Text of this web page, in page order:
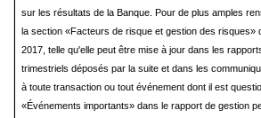
sur les résultats de la Banque. Pour de plus amples
la section «Facteurs de risque et gestion des risques»
2017, telle qu'elle peut être mise à jour dans les
trimestriels déposés par la suite et dans les
à toute transaction ou tout événement dont il est
«Événements importants» dans le rapport de gestion